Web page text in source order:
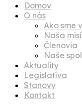
Domov
O nás
Ako sme
Naša
Členovia
Naše
Aktuality
Legislatíva
Stanovy
Kontakt